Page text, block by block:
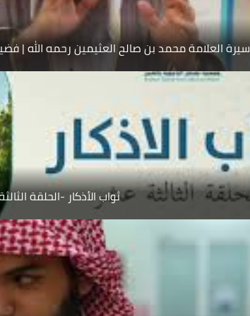
سيرة العلامة محمد بن صالح العثيمين رحمه الله |
ثواب الأذكار -الحلقة